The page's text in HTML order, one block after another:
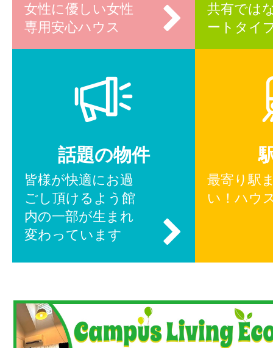
女性に優しい女性
専用安心ハウス
共有では
ートタイ
話題の物件
皆様が快適にお過
ごし頂けるよう館
内の一部が生まれ
変わっています
最寄り駅
い！ハウ